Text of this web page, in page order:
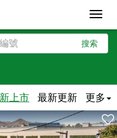
搜索
上市 最新更新 更多